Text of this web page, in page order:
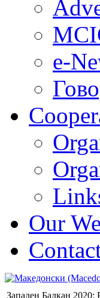
e-
Our
Западен Балкан 2020: